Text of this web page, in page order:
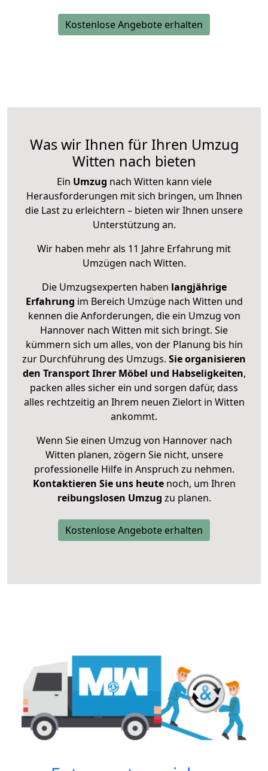
Kostenlose Angebote erhalten
Was wir Ihnen für Ihren Umzug
Witten nach bieten
Ein Umzug nach Witten kann viele
Herausforderungen mit sich bringen, um Ihnen
die Last zu erleichtern – bieten wir Ihnen unsere
Unterstützung an.
Wir haben mehr als 11 Jahre Erfahrung mit
Umzügen nach Witten.
Die Umzugsexperten haben langjährige
Erfahrung im Bereich Umzüge nach Witten und
kennen die Anforderungen, die ein Umzug von
Hannover nach Witten mit sich bringt. Sie
kümmern sich um alles, von der Planung bis hin
zur Durchführung des Umzugs. Sie organisieren
den Transport Ihrer Möbel und Habseligkeiten,
packen alles sicher ein und sorgen dafür, dass
alles rechtzeitig an Ihrem neuen Zielort in Witten
ankommt.
Wenn Sie einen Umzug von Hannover nach
Witten planen, zögern Sie nicht, unsere
professionelle Hilfe in Anspruch zu nehmen.
Kontaktieren Sie uns heutenoch, um Ihren
reibungslosen Umzug zu planen.
Kostenlose Angebote erhalten